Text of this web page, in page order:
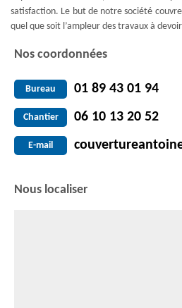
satisfaction. Le but de notre société
quel que soit l’ampleur des travaux à
Nos coordonnées
Bureau 01 89 43 01 94
Chantier 06 10 13 20 52
E-mail
Nous localiser